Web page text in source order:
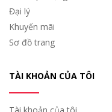
Đại lý
Khuyến mãi
Sơ đồ trang
TÀI KHOẢN CỦA TÔI